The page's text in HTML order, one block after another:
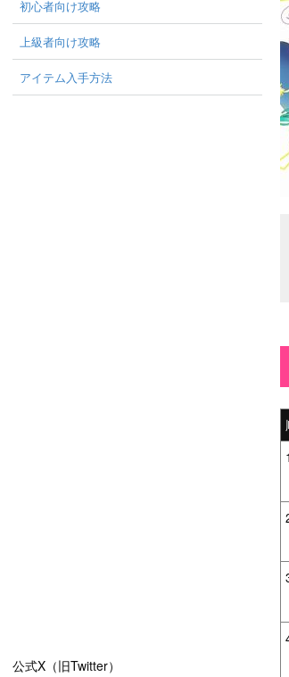
1
初心者向け攻略
上級者向け攻略
アイテム入手方法
公式X（旧Twitter）